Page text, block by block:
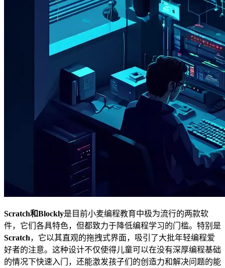
Scratch和Blockly是目前小麦编程教育中极为流行的两款软
件，它们各具特色，但都致力于降低编程学习的门槛。特别是
Scratch，它以其直观的拖拽式界面，吸引了大批年轻编程爱
好者的注意。这种设计不仅使得儿童可以在没有深厚编程基础
的情况下快速入门，还能激发孩子们的创造力和解决问题的能